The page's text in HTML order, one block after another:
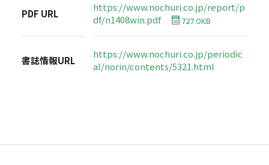
PDF URL
https://www.nochuri.co.jp/report/p
df/n1408win.pdf
727.0KB
書誌情報URL
https://www.nochuri.co.jp/periodic
al/norin/contents/5321.html